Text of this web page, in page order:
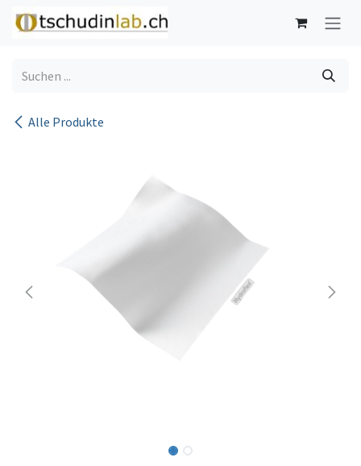
Zum Inhalt springen
Alle Produkte